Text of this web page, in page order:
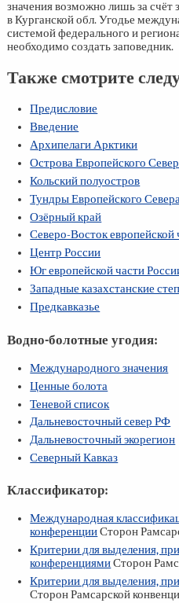
значения возможно лишь за
в Курганской обл. Угодье
системой федерального и
необходимо создать заповедник.
Также смотрите
Предисловие
Введение
Архипелаги Арктики
Острова Европейского
Кольский полуостров
Тундры Европейского
Озёрный край
Северо-Восток европейской
Центр России
Юг европейской части
Западные казахстанские
Предкавказье
Водно-болотные угодия:
Международного значения
Ценные болота
Теневой список
Дальневосточный север РФ
Дальневосточный экорегион
Северный Кавказ
Классификатор:
Международная
конференцииСторон
Критерии для выделения,
конференциямиСторон
Критерии для выделения,
Сторон Рамсарской